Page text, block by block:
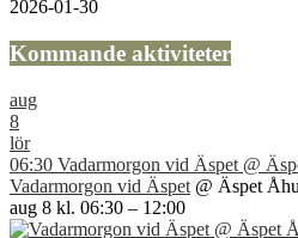
2026-01-30
Kommande aktiviteter
aug
8
lör
06:30 Vadarmorgon vid Äspet @
Vadarmorgon vid Äspet @ Äspet
aug 8 kl. 06:30 – 12:00